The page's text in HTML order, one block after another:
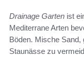
Drainage Garten ist
Mediterrane Arten
Böden. Mische Sand,
Staunässe zu